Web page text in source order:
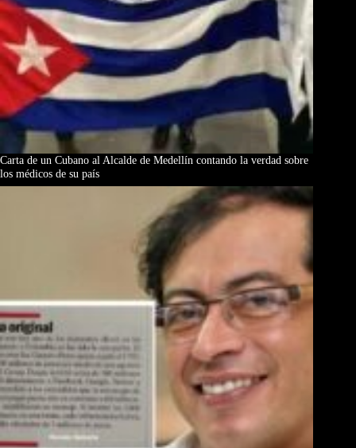
Carta de un Cubano al Alcalde de Medellín contando la verdad sobre
los médicos de su país